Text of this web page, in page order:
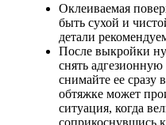
Оклеиваемая
быть сухой и
детали
После выкройки
снять
снимайте ее сразу
обтяжке может
ситуация, когда
соприкоснувшись